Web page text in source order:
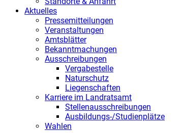
Aktuelles
Pressemitteilungen
Veranstaltungen
Amtsblätter
Bekanntmachungen
Ausschreibungen
Vergabestelle
Naturschutz
Liegenschaften
Karriere im Landratsamt
Stellenausschreibungen
Ausbildungs-/Studienplätze
Wahlen